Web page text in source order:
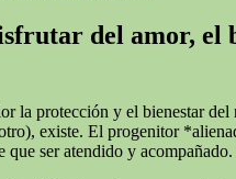
del amor,
la protección y el bienestar
existe. El progenitor
ser atendido y